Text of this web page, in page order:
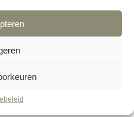
VOOR BINNEN EN
HOUTBRANDEN
NAAMBORD